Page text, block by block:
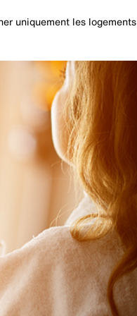
uniquement les logements